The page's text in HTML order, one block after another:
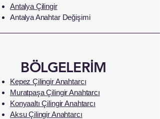
Antalya Çilingir
Antalya Anahtar Değişimi
BÖLGELERİM
Kepez Çilingir Anahtarcı
Muratpaşa Çilingir Anahtarcı
Konyaaltı Çilingir Anahtarcı
Aksu Çilingir Anahtarcı